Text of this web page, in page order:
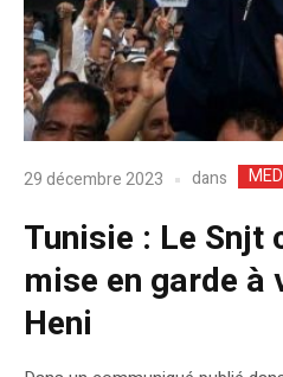
29 décembre 2023 dans
Tunisie : Le Snjt
mise en garde à
Heni